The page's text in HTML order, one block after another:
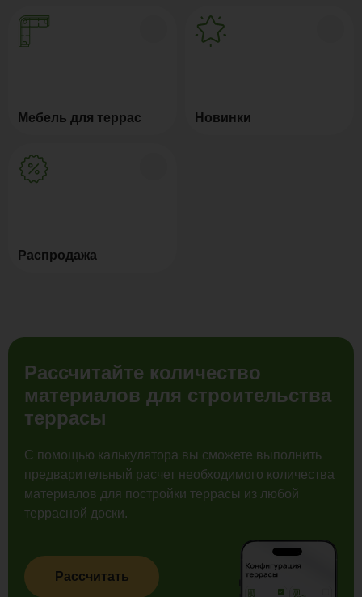
Мебель для террас Новинки
Распродажа
Рассчитайте количество
материалов для строительства
террасы
С помощью калькулятора вы сможете выполнить
предварительный расчет необходимого количества
материалов для постройки террасы из любой
террасной доски.
Рассчитать